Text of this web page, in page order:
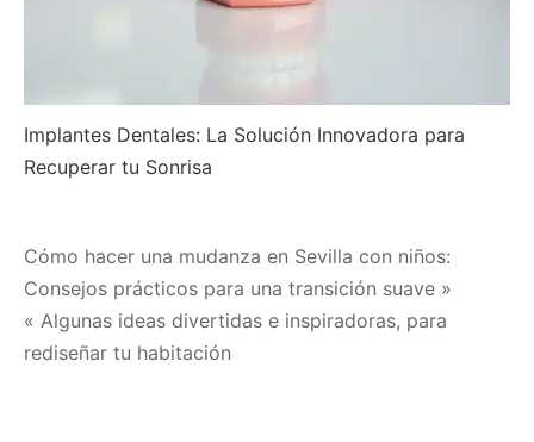
Implantes Dentales: La Solución Innovadora para
Recuperar tu Sonrisa
Navegación
de
entradas
Cómo hacer una mudanza en Sevilla con niños:
Consejos prácticos para una transición suave »
« Algunas ideas divertidas e inspiradoras, para
rediseñar tu habitación